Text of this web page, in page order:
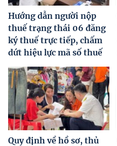
Hướng dẫn người nộp
thuế trạng thái 06 đăng
ký thuế trực tiếp, chấm
dứt hiệu lực mã số thuế
Quy định về hồ sơ, thủ